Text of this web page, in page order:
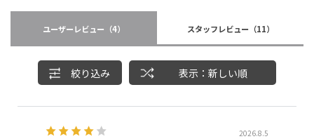
ユーザーレビュー （4） スタッフレビュー （11）
絞り込み 表示：新しい順
2026.8.5